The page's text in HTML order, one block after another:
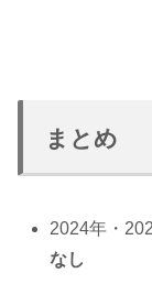
まとめ
2024年・
なし